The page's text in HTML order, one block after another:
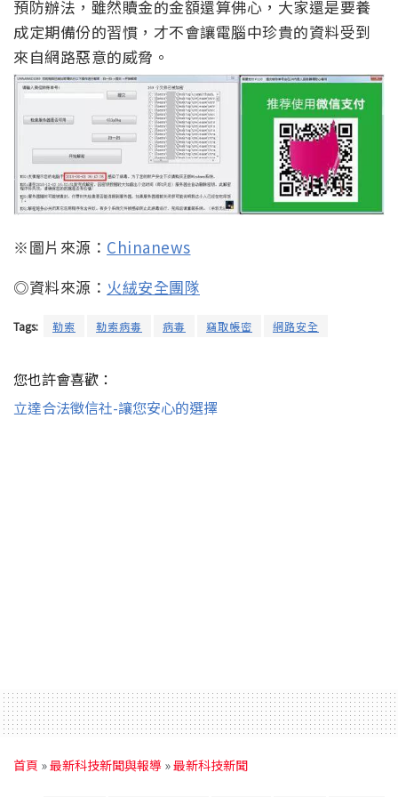
預防辦法，雖然贖金的金額還算佛心，大家還是要養
成定期備份的習慣，才不會讓電腦中珍貴的資料受到
來自網路惡意的威脅。
※圖片來源： Chinanews
◎資料來源： 火絨安全團隊
Tags: 勒索 勒索病毒 病毒 竊取帳密 網路安全
您也許會喜歡：
立達合法徵信社-讓您安心的選擇
首頁 »最新科技新聞與報導 »最新科技新聞